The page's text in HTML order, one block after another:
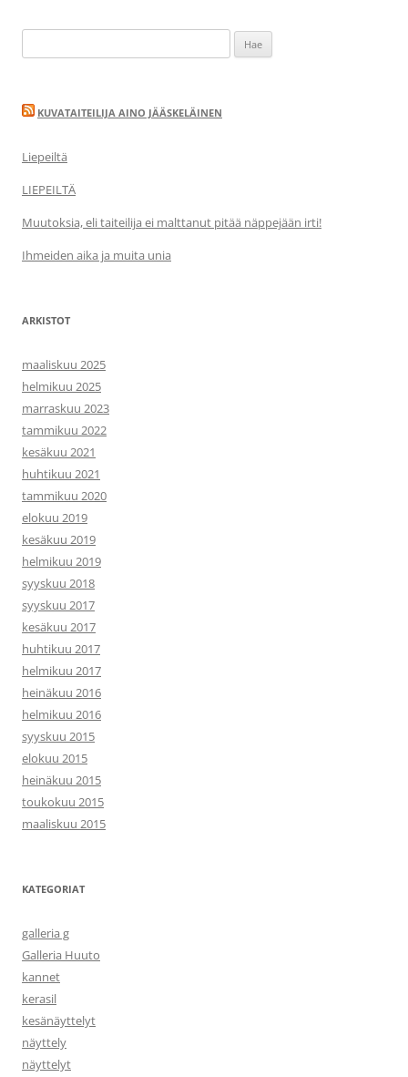
KUVATAITEILIJA AINO JÄÄSKELÄINEN
Liepeiltä
LIEPEILTÄ
Muutoksia, eli taiteilija ei malttanut pitää näppejään irti!
Ihmeiden aika ja muita unia
ARKISTOT
maaliskuu 2025
helmikuu 2025
marraskuu 2023
tammikuu 2022
kesäkuu 2021
huhtikuu 2021
tammikuu 2020
elokuu 2019
kesäkuu 2019
helmikuu 2019
syyskuu 2018
syyskuu 2017
kesäkuu 2017
huhtikuu 2017
helmikuu 2017
heinäkuu 2016
helmikuu 2016
syyskuu 2015
elokuu 2015
heinäkuu 2015
toukokuu 2015
maaliskuu 2015
KATEGORIAT
galleria g
Galleria Huuto
kannet
kerasil
kesänäyttelyt
näyttely
näyttelyt